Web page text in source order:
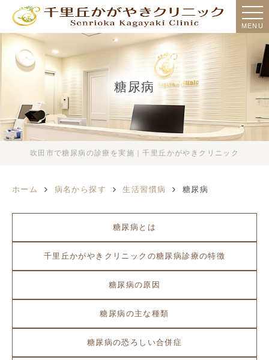
MENU
糖尿病
吹田市で糖尿病の診療を実施｜千里丘かがやきクリニック
ホーム 病名から探す 生活習慣病 糖尿病
糖尿病とは
千里丘かがやきクリニックの糖尿病診療の特徴
糖尿病の原因
糖尿病の主な種類
糖尿病の恐ろしい合併症